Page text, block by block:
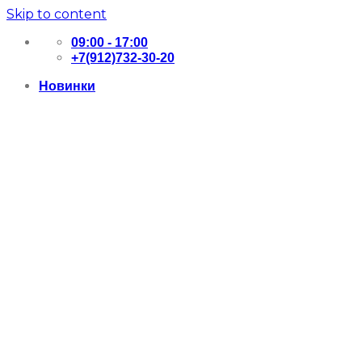
Skip to content
09:00 - 17:00
+7(912)732-30-20
Новинки